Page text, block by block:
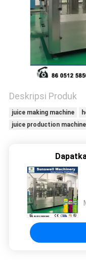
PRIVACY
POLICY
Deskripsi Produk
juice making machine
juice production machine